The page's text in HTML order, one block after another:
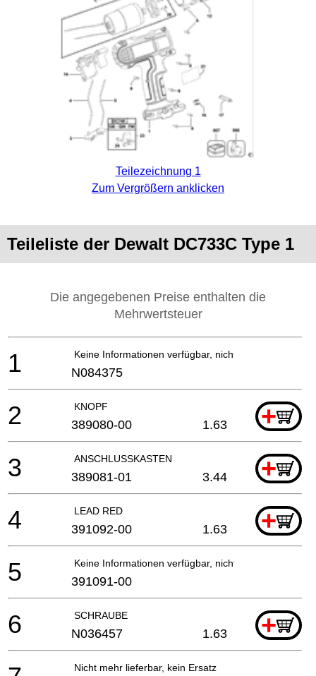
Teilezeichnung 1
Zum Vergrößern anklicken
Teileliste der Dewalt DC733C Type 1
Die angegebenen Preise enthalten die
Mehrwertsteuer
Keine Informationen verfügbar, nicht bestellbar
1 N084375
KNOPF +
2 389080-00 1.63
ANSCHLUSSKASTEN +
3 389081-01 3.44
LEAD RED +
4 391092-00 1.63
Keine Informationen verfügbar, nicht bestellbar
5 391091-00
SCHRAUBE +
6 N036457 1.63
Nicht mehr lieferbar, kein Ersatz